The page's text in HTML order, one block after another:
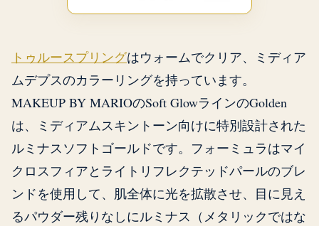
トゥルースプリングはウォームでクリア、ミディア
ムデプスのカラーリングを持っています。
MAKEUP BY MARIOのSoft GlowラインのGolden
は、ミディアムスキントーン向けに特別設計された
ルミナスソフトゴールドです。フォーミュラはマイ
クロスフィアとライトリフレクテッドパールのブレ
ンドを使用して、肌全体に光を拡散させ、目に見え
るパウダー残りなしにルミナス（メタリックではな